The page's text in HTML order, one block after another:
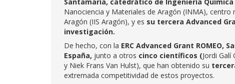
Nanociencia y Materiales de Aragón (INMA),
Aragón (IIS Aragón), y es su tercera Advanced
investigación.
De hecho, con la ERC Advanced Grant ROMEO,
España, junto a otros cinco científicos (Jordi Galí
y Niek Frans Van Hulst), que han obtenido su
extremada competitividad de estos proyectos.